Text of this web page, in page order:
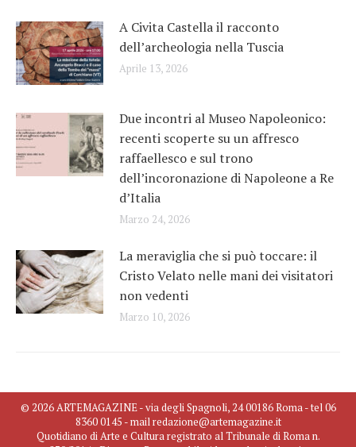
A Civita Castella il racconto
dell’archeologia nella Tuscia
Aprile 13, 2026
Due incontri al Museo Napoleonico:
recenti scoperte su un affresco
raffaellesco e sul trono
dell’incoronazione di Napoleone a Re
d’Italia
Marzo 24, 2026
La meraviglia che si può toccare: il
Cristo Velato nelle mani dei visitatori
non vedenti
Marzo 10, 2026
© 2026 ARTEMAGAZINE - via degli Spagnoli, 24 00186 Roma - tel 06
8360 0145 - mail redazione@artemagazine.it
Quotidiano di Arte e Cultura registrato al Tribunale di Roma n.